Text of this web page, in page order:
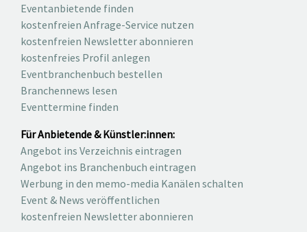
Eventanbietende finden
kostenfreien Anfrage-Service nutzen
kostenfreien Newsletter abonnieren
kostenfreies Profil anlegen
Eventbranchenbuch bestellen
Branchennews lesen
Eventtermine finden
Für Anbietende & Künstler:innen:
Angebot ins Verzeichnis eintragen
Angebot ins Branchenbuch eintragen
Werbung in den memo-media Kanälen schalten
Event & News veröffentlichen
kostenfreien Newsletter abonnieren